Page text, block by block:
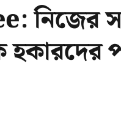
হকারদের